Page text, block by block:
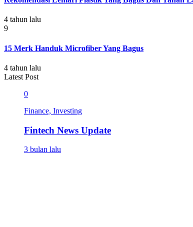
4 tahun lalu
9
15 Merk Handuk Microfiber Yang Bagus
4 tahun lalu
Latest Post
0
Finance, Investing
Fintech News Update
3 bulan lalu